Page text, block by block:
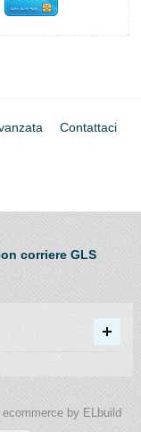
Contattaci
corriere GLS
ecommerce by ELbuild